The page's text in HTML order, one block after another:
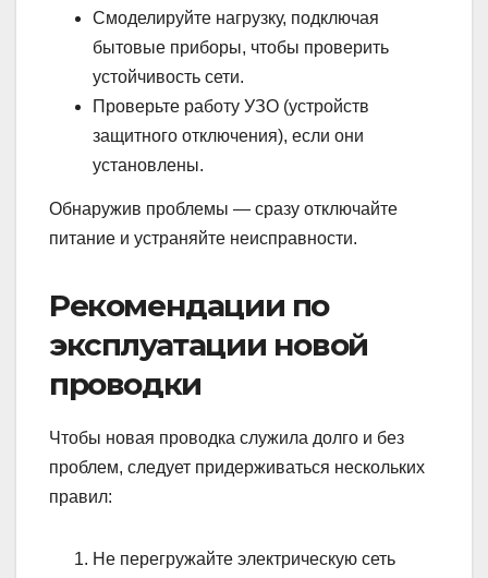
Смоделируйте нагрузку, подключая
бытовые приборы, чтобы проверить
устойчивость сети.
Проверьте работу УЗО (устройств
защитного отключения), если они
установлены.
Обнаружив проблемы — сразу отключайте
питание и устраняйте неисправности.
Рекомендации по
эксплуатации новой
проводки
Чтобы новая проводка служила долго и без
проблем, следует придерживаться нескольких
правил:
Не перегружайте электрическую сеть